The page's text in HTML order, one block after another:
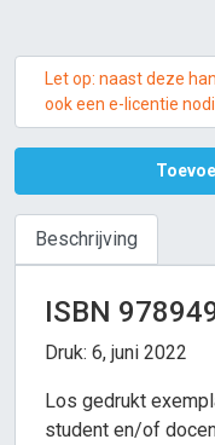
Let op: naast deze
ook een e-licentie
Beschrijving
ISBN
Druk: 6, juni 2022
Los gedrukt
student en/of